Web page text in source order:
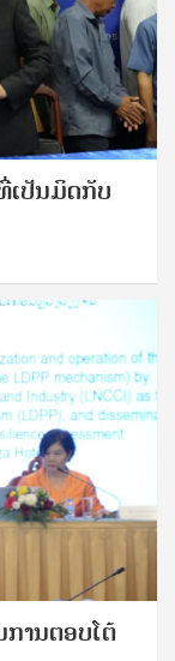
ເປັນມິດກັບ
ການຕອບໂຕ້